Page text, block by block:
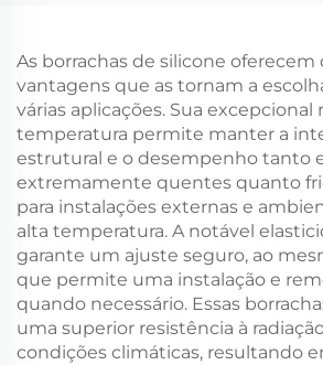
Peristáltica Tubo de
Silicone
As borrachas de silicone oferecem
vantagens que as tornam a
várias aplicações. Sua excepcional
temperatura permite manter a
estrutural e o desempenho tanto
extremamente quentes quanto
para instalações externas e
alta temperatura. A notável
garante um ajuste seguro, ao
que permite uma instalação e
quando necessário. Essas
uma superior resistência à
condições climáticas, resultando